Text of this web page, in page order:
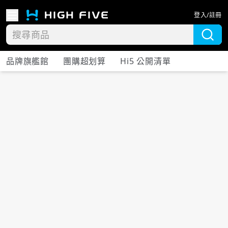
登入/註冊
品牌旗艦館 團購超划算 Hi5 公開清單